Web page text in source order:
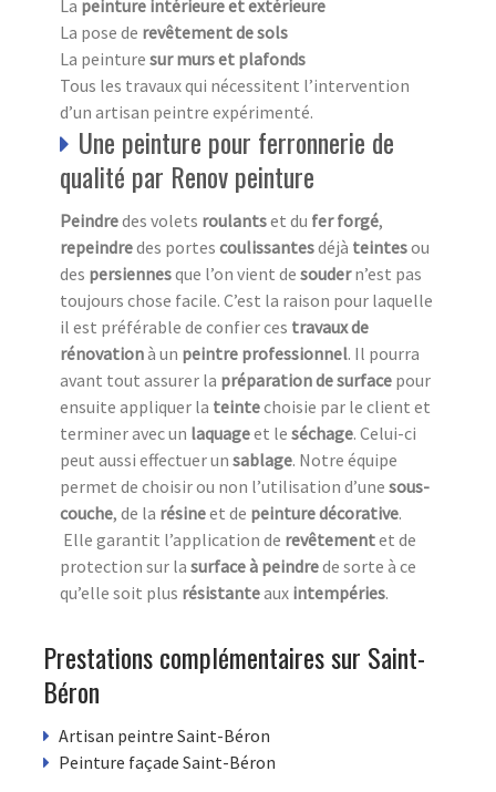
La peinture intérieure et extérieure
La pose de revêtement de sols
La peinture sur murs et plafonds
Tous les travaux qui nécessitent l’intervention
d’un artisan peintre expérimenté.
Une peinture pour ferronnerie de
qualité par Renov peinture
Peindredes volets roulantset du fer forgé,
repeindredes portes coulissantesdéjà teintesou
des persiennesque l’on vient de soudern’est pas
toujours chose facile. C’est la raison pour laquelle
il est préférable de confier ces travaux de
rénovationà un peintre professionnel. Il pourra
avant tout assurer la préparation de surface pour
ensuite appliquer la teintechoisie par le client et
terminer avec un laquageet le séchage. Celui-ci
peut aussi effectuer un sablage. Notre équipe
permet de choisir ou non l’utilisation d’une sous-
couche, de la résineet de peinture décorative.
Elle garantit l’application de revêtementet de
protection sur la surface à peindrede sorte à ce
qu’elle soit plus résistanteaux intempéries.
Prestations complémentaires sur Saint-
Béron
Artisan peintre Saint-Béron
Peinture façade Saint-Béron